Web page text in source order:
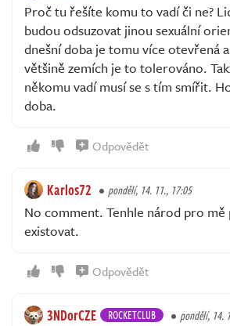
Proč tu řešíte komu to vadí či ne?
budou odsuzovat jinou sexuální
dnešní doba je tomu více otevřená
většině zemích je to tolerováno.
někomu vadí musí se s tím smířit.
doba.
Odpovědět
Karlos72 pondělí, 14. 11., 17:05
No comment. Tenhle národ pro mě
existovat.
Odpovědět
3NDorCZE ROCKETCLUB pondělí, 14.